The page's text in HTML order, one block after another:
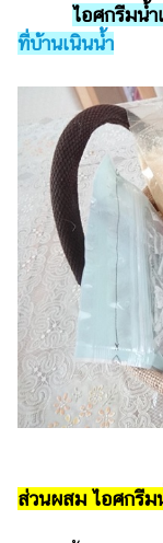
ปิ้ง
รถยนต์
บ้าน
และ
การ
ตกแต่ง
มือ
ถือ
ราคา
ทอง
ราคา
น้ำมัน
ไร
ตี้
ไอศกรีมน้ำ
ที่บ้านเนินน้ำ
ส่วนผสม ไอศกรีม